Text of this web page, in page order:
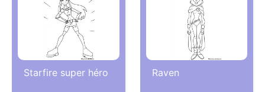
Starfire super héro Raven